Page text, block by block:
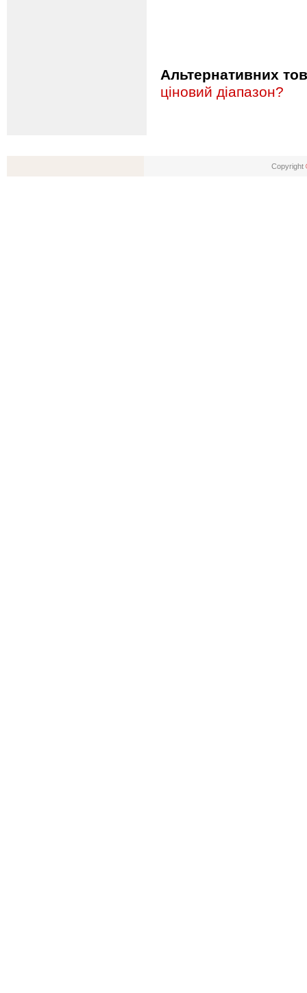
Альтернативних
ціновий діапазон?
Copyright